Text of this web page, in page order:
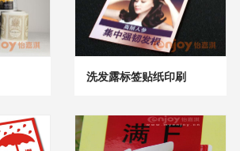
洗发露标签贴纸印刷